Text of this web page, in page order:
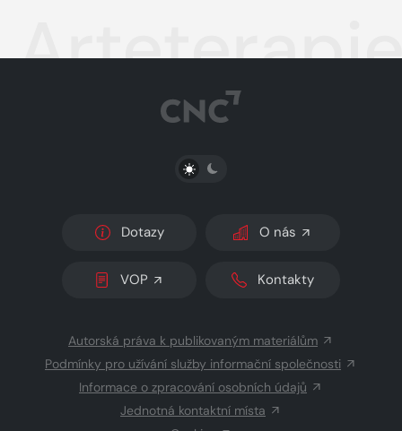
PŘEPNOUT SVĚTLÝ/TMAVÝ REŽIM
Dotazy O nás
VOP Kontakty
Autorská práva k publikovaným materiálům
Podmínky pro užívání služby informační společnosti
Informace o zpracování osobních údajů
Jednotná kontaktní místa